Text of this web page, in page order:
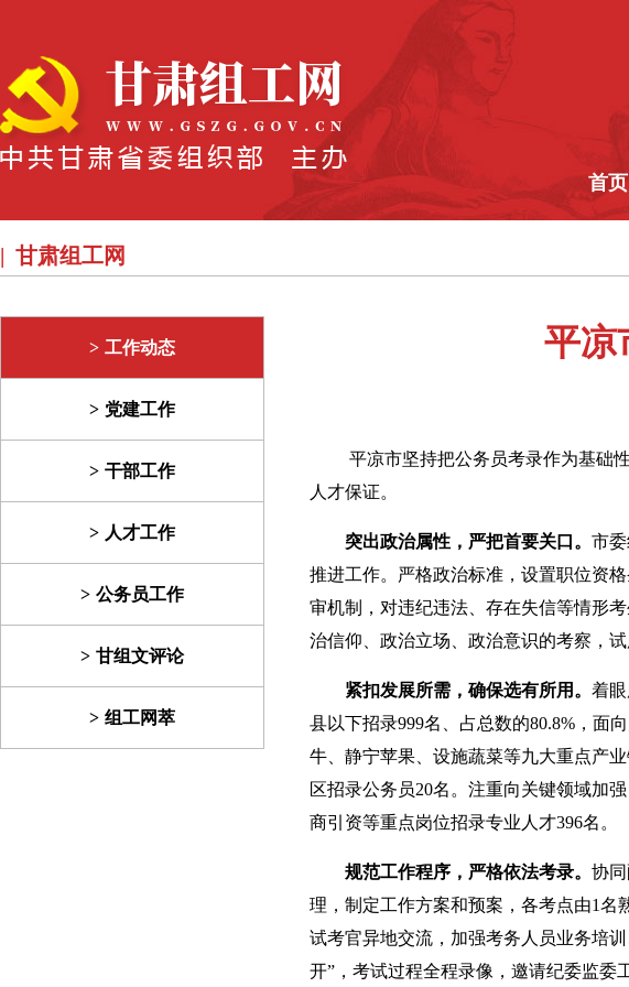
首页
甘肃组工网
工作动态
党建工作
干部工作
人才工作
公务员工作
甘组文评论
组工网萃
平凉
平凉市坚持把公务员考录作为基础
人才保证。
突出政治属性，严把首要关口。 市
推进工作。严格政治标准，设置职位资
审机制，对违纪违法、存在失信等情形
治信仰、政治立场、政治意识的考察，
紧扣发展所需，确保选有所用。 着
县以下招录999名、占总数的80.8%，面
牛、静宁苹果、设施蔬菜等九大重点产
区招录公务员20名。注重向关键领域加
商引资等重点岗位招录专业人才396名。
规范工作程序，严格依法考录。 协
理，制定工作方案和预案，各考点由1
试考官异地交流，加强考务人员业务培
开”，考试过程全程录像，邀请纪委监委